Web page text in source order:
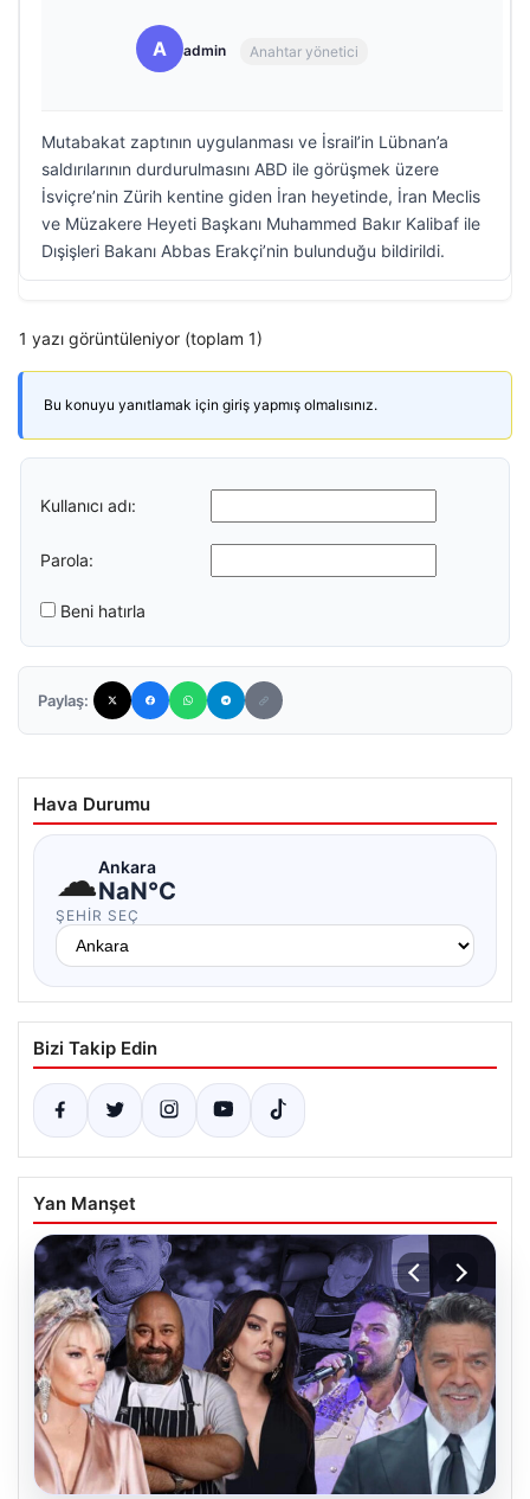
A admin Anahtar yönetici
Mutabakat zaptının uygulanması ve İsrail’in Lübnan’a
saldırılarının durdurulmasını ABD ile görüşmek üzere
İsviçre’nin Zürih kentine giden İran heyetinde, İran Meclis
ve Müzakere Heyeti Başkanı Muhammed Bakır Kalibaf ile
Dışişleri Bakanı Abbas Erakçi’nin bulunduğu bildirildi.
1 yazı görüntüleniyor (toplam 1)
Bu konuyu yanıtlamak için giriş yapmış olmalısınız.
Kullanıcı adı:
Parola:
Beni hatırla
Paylaş:
Hava Durumu
☁Ankara
NaN°C
ŞEHIR SEÇ
Bizi Takip Edin
Yan Manşet